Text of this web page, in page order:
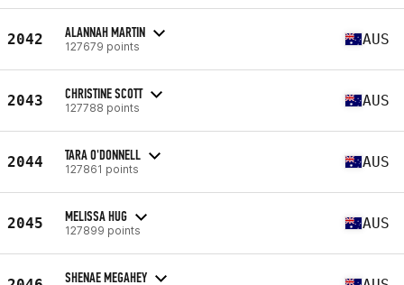
2042 ALANNAH MARTIN
127679 points AUS
2043 CHRISTINE SCOTT
127788 points AUS
2044 TARA O'DONNELL
127861 points AUS
2045 MELISSA HUG
127899 points AUS
SHENAE MEGAHEY